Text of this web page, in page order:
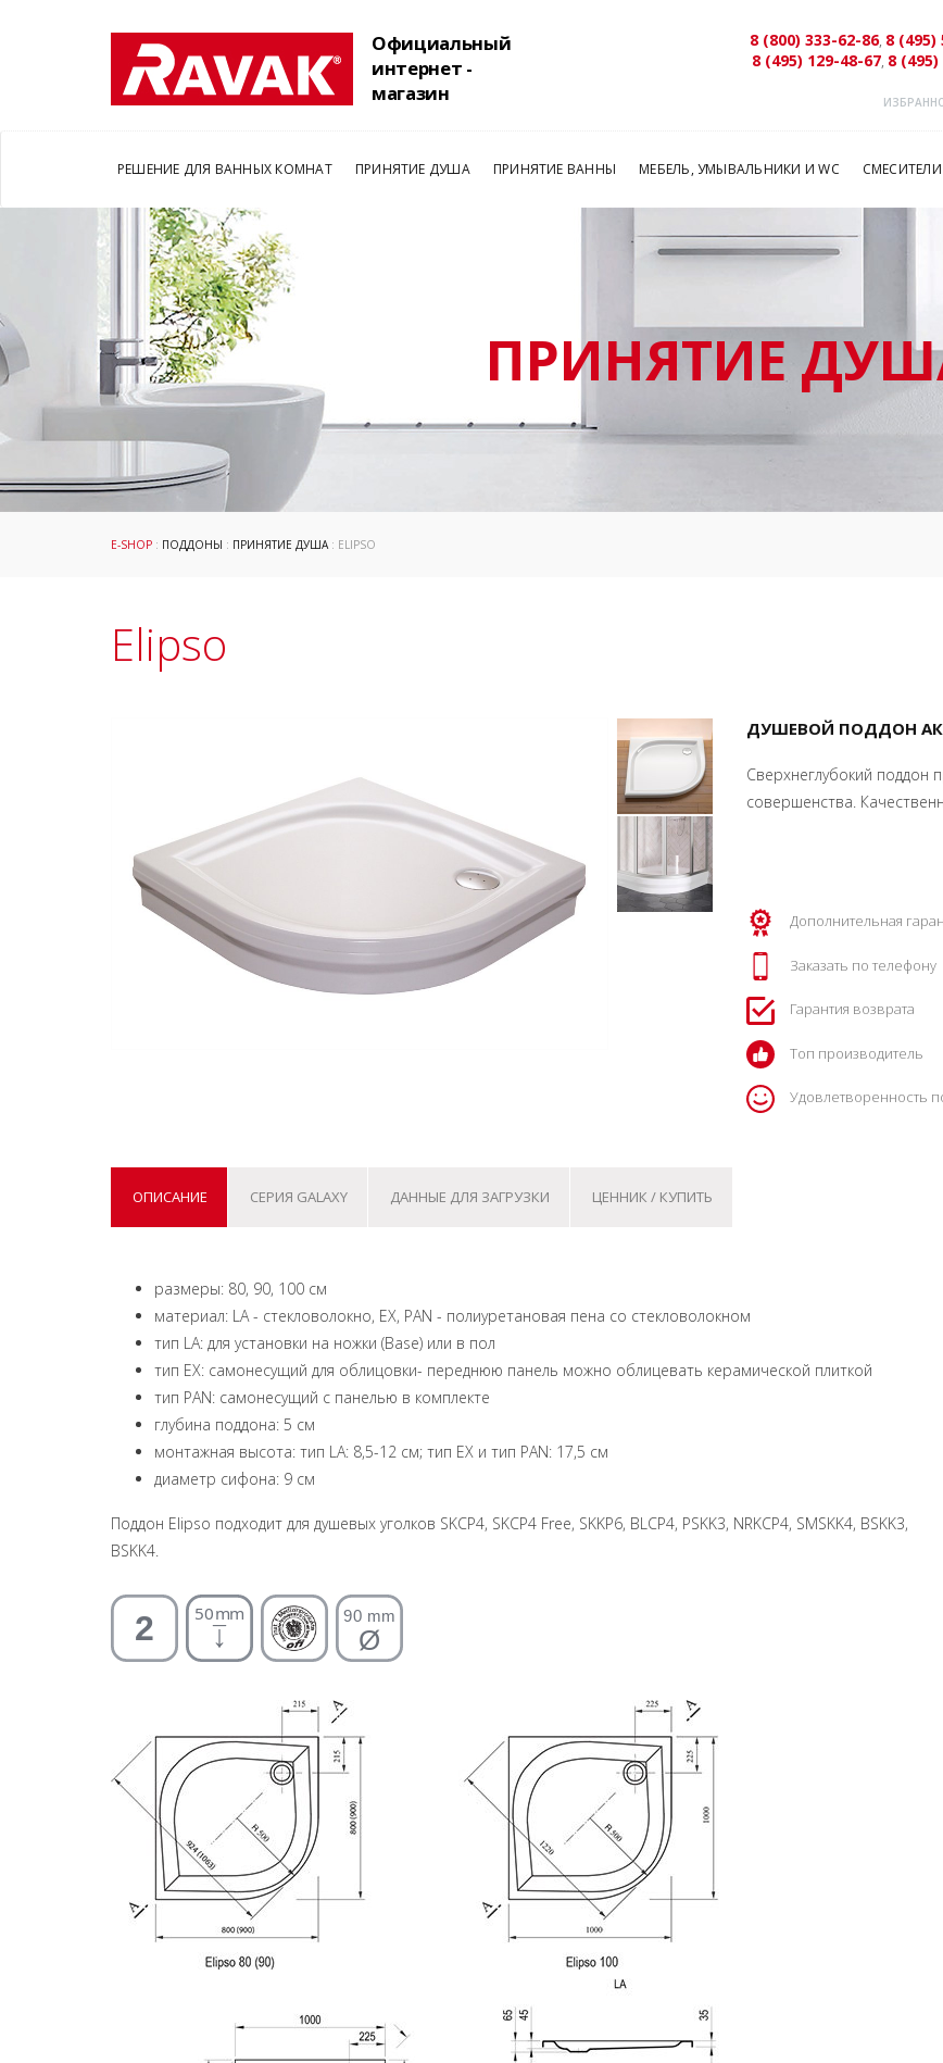
Официальный
интернет -
магазин
8 (800) 333-62-86, 8 (495)
8 (495) 129-48-67, 8
РЕШЕНИЕ ДЛЯ ВАННЫХ КОМНАТ ПРИНЯТИЕ ДУША ПРИНЯТИЕ ВАННЫ МЕБЕЛЬ, УМЫВАЛЬНИКИ И WC
ПРИНЯТИЕ
E-SHOP : ПОДДОНЫ : ПРИНЯТИЕ ДУША: ELIPSO
Elipso
ДУШЕВОЙ ПОДДОН
Сверхнеглубокий поддон
совершенства.
Дополнительная
Заказать по телефону
Гарантия возврата
Топ производитель
Удовлетворенность
ОПИСАНИЕ СЕРИЯ GALAXY ДАННЫЕ ДЛЯ ЗАГРУЗКИ ЦЕННИК / КУПИТЬ
размеры: 80, 90, 100 см
материал: LA - стекловолокно, EX, PAN - полиуретановая пена со стекловолокном
тип LA: для установки на ножки (Base) или в пол
тип EX: самонесущий для облицовки- переднюю панель можно облицевать керамической плиткой
тип PAN: самонесущий с панелью в комплекте
глубина поддона: 5 см
монтажная высота: тип LA: 8,5-12 см; тип EX и тип PAN: 17,5 см
диаметр сифона: 9 см
Поддон Elipso подходит для душевых уголков SKCP4, SKCP4 Free, SKKP6, BLCP4, PSKK3, NRKCP4, SMSKK4, BSKK3,
BSKK4.